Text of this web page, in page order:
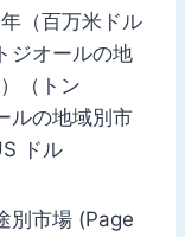
（百万米ドル
ジオールの地
（トン
ルの地域別市
ドル
別市場 (Page